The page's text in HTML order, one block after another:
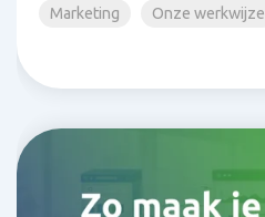
Marketing Onze werkwijze